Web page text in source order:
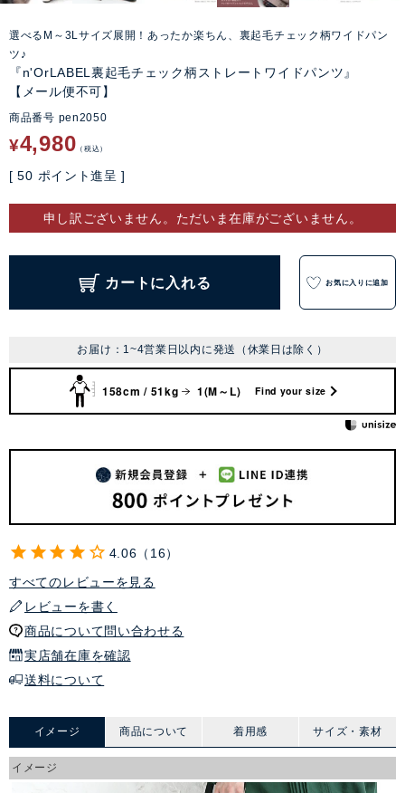
選べるM～3Lサイズ展開！あったか楽ちん、裏起毛チェック柄ワイドパン
ツ♪
『n'OrLABEL裏起毛チェック柄ストレートワイドパンツ』
【メール便不可】
商品番号 pen2050
¥4,980 税込
[ 50 ポイント進呈 ]
申し訳ございません。ただいま在庫がございません。
カートに入れる お気に入りに追加
お届け：1~4営業日以内に発送（休業日は除く）
158cm / 51kg 1(M～L) Find your size
4.06
16
すべてのレビューを見る
レビューを書く
商品について問い合わせる
実店舗在庫を確認
送料について
イメージ 商品について 着用感 サイズ・素材
イメージ